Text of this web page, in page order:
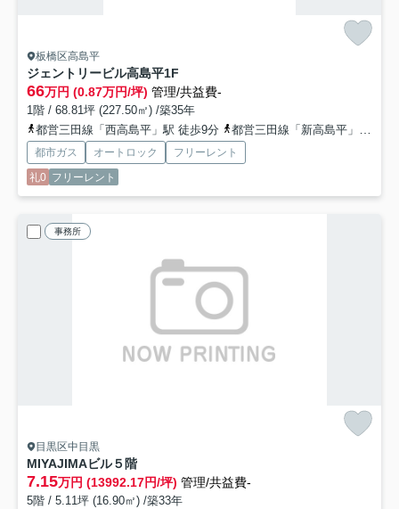
板橋区高島平
ジェントリービル高島平1F
66万円 (0.87万円/坪) 管理/共益費-
1階 / 68.81坪 (227.50㎡) /築35年
都営三田線「西高島平」駅 徒歩9分
都営三田線「新高島平」駅 徒歩15分
都市ガス オートロック
フリーレント
礼0 フリーレント
事務所
目黒区中目黒
MIYAJIMAビル５階
7.15万円 (13992.17円/坪) 管理/共益費-
5階 / 5.11坪 (16.90㎡) /築33年